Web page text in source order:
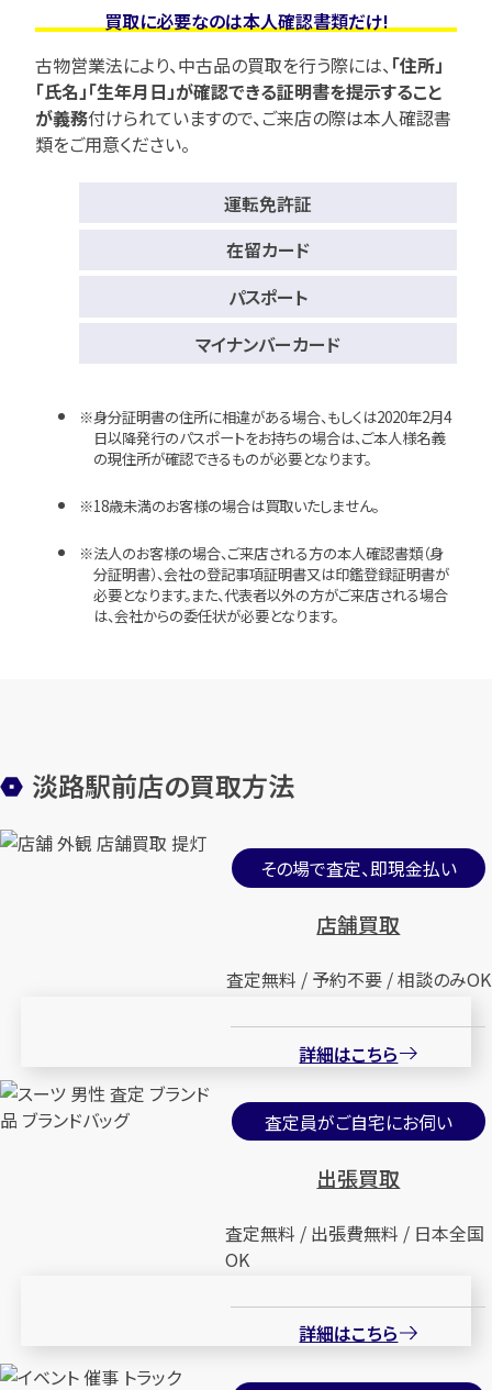
買取に必要なのは本人確認書類だけ!
古物営業法により、中古品の買取を行う際には、 「住所」
「氏名」「生年月日」が確認できる証明書を提示すること
が義務付けられていますので、 ご来店の際は本人確認書
類をご用意ください。
運転免許証
在留カード
パスポート
マイナンバーカード
身分証明書の住所に相違がある場合、もしくは2020年2月4
日以降発行のパスポートをお持ちの場合は、ご本人様名義
の現住所が確認できるものが必要となります。
18歳未満のお客様の場合は買取いたしません。
法人のお客様の場合、ご来店される方の本人確認書類（身
分証明書）、会社の登記事項証明書又は印鑑登録証明書が
必要となります。また、代表者以外の方がご来店される場合
は、会社からの委任状が必要となります。
淡路駅前店の買取方法
その場で査定、即現金払い
店舗買取
査定無料 / 予約不要 / 相談のみOK
詳細はこちら
査定員がご自宅にお伺い
出張買取
査定無料 / 出張費無料 / 日本全国
OK
詳細はこちら